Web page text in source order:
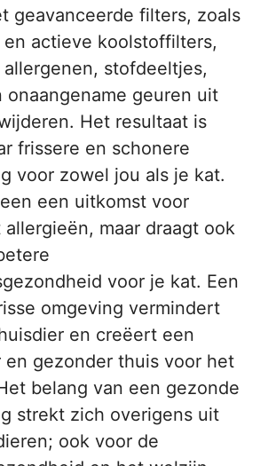
geavanceerde filters, zoals
en actieve koolstoffilters,
stofdeeltjes,
onaangename geuren uit
Het resultaat is
frissere en schonere
voor zowel jou als je kat.
een uitkomst voor
allergieën, maar draagt ook
voor je kat. Een
omgeving vermindert
en creëert een
en gezonder thuis voor het
belang van een gezonde
strekt zich overigens uit
ook voor de